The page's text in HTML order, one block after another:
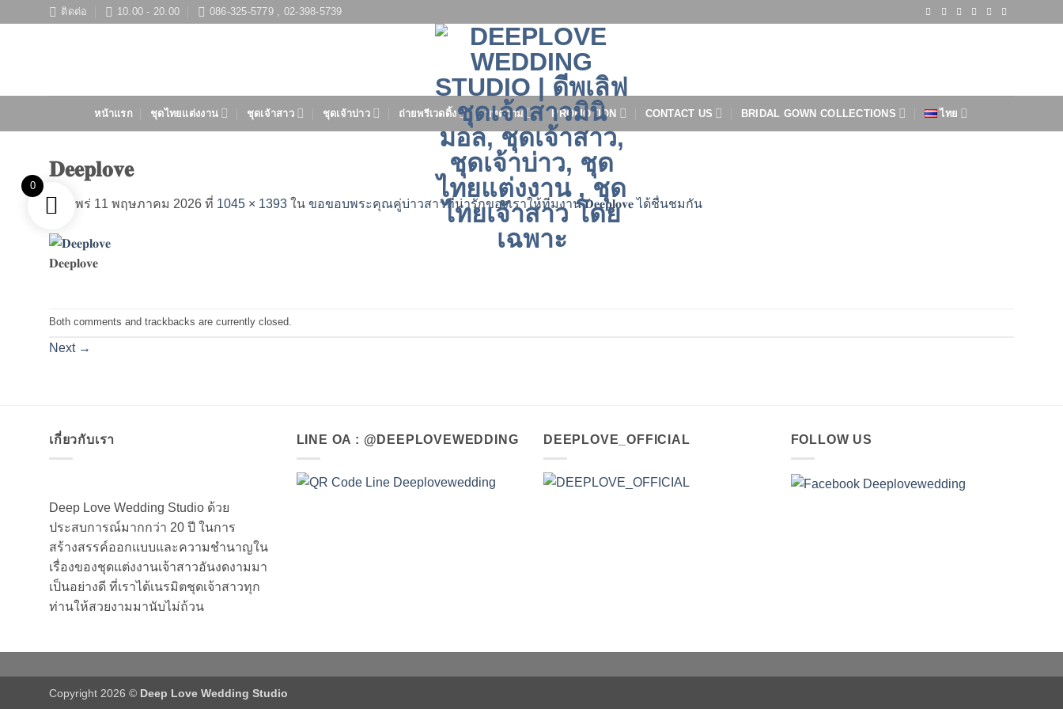
ติดต่อ 10.00 - 20.00 086-325-5779 , 02-398-5739
หน้าแรก ชุดไทยแต่งงาน ชุดเจ้าสาว ชุดเจ้าบ่าว ถ่ายพรีเวดดิ้ง บทความ PROMOTION CONTACT US BRIDAL GOWN COLLECTIONS ไทย
𝐃𝐞𝐞𝐩𝐥𝐨𝐯𝐞
เผยแพร่ 11 พฤษภาคม 2026 ที่ 1045 × 1393 ใน ขอขอบพระคุณคู่บ่าวสาวที่น่ารักของเราให้ทีมงาน 𝐃𝐞𝐞𝐩𝐥𝐨𝐯𝐞 ได้ชื่นชมกัน
𝐃𝐞𝐞𝐩𝐥𝐨𝐯𝐞
Both comments and trackbacks are currently closed.
Next →
เกี่ยวกับเรา
Deep Love Wedding Studio ด้วย
ประสบการณ์มากกว่า 20 ปี ในการ
สร้างสรรค์ออกแบบและความชำนาญใน
เรื่องของชุดแต่งงานเจ้าสาวอันงดงามมา
เป็นอย่างดี ที่เราได้เนรมิตชุดเจ้าสาวทุก
ท่านให้สวยงามมานับไม่ถ้วน
LINE OA : @DEEPLOVEWEDDING DEEPLOVE_OFFICIAL FOLLOW US
Copyright 2026 © Deep Love Wedding Studio
0